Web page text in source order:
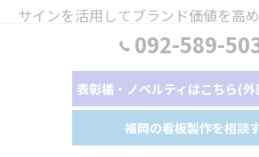
サインを活用してブランド価値を高
設計と運用が欠かせません。まず、
客」「案内」「情報発信」といった
設置場所やサイズ、内容を明確にし
定期的なメンテナンスや季節ごとの
更新も、常に新鮮な印象を保つため
092-589-
表彰楯・ノベルティはこちら(
福岡の看板製作を相談